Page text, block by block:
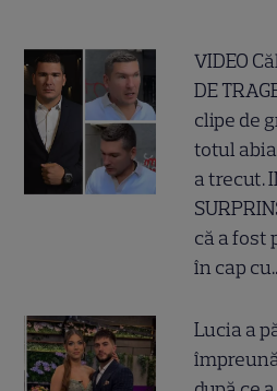
VIDEO
DE
clipe de
totul abia
a trecut.
că a fost
în cap
Lucia a